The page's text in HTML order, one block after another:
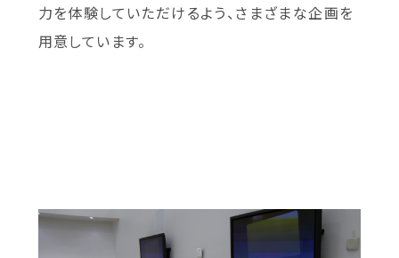
力を体験していただけるよう、さまざまな企画を
用意しています。